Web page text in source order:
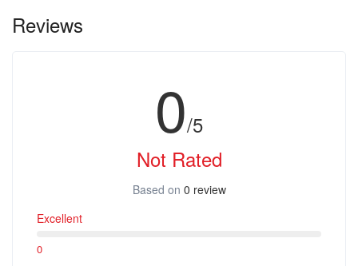
so you do what ever you want .
Reviews
0/5
Not Rated
Based on 0 review
Excellent
0